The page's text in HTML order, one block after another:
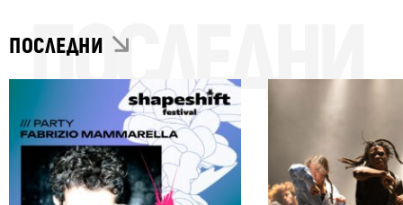
ПОСЛЕДНИ
ПОСЛЕДНИ